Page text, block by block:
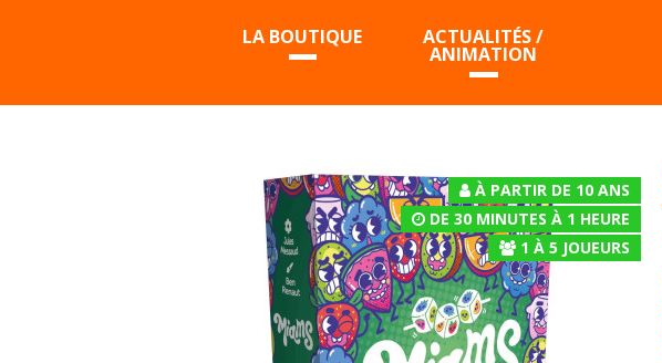
LA BOUTIQUE ACTUALITÉS /
ANIMATION
À PARTIR DE 10 ANS
DE 30 MINUTES À 1 HEURE
1 À 5 JOUEURS